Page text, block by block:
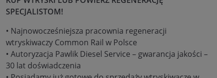
SPECJALISTOM!
• Najnowocześniejsza pracownia regeneracji
wtryskiwaczy Common Rail w Polsce
• Autoryzacja Pawlik Diesel Service – gwarancja jakości –
30 lat doświadczenia